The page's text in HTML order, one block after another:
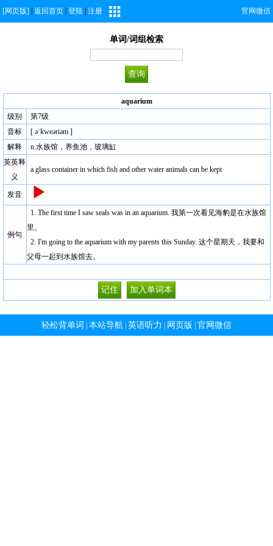
[网页版] 返回首页 登陆 注册 官网微信
单词/词组检索
aquarium
级别
第7级
音标
[ əˈkweəriəm ]
解释
n.水族馆，养鱼池，玻璃缸
英英释
义
a glass container in which fish and other water animals can be kept
发音
例句
1. The first time I saw seals was in an aquarium. 我第一次看见海豹是在水族馆
里。
2. I'm going to the aquarium with my parents this Sunday. 这个星期天，我要和
父母一起到水族馆去。
轻松背单词 本站导航 英语听力 网页版 官网微信